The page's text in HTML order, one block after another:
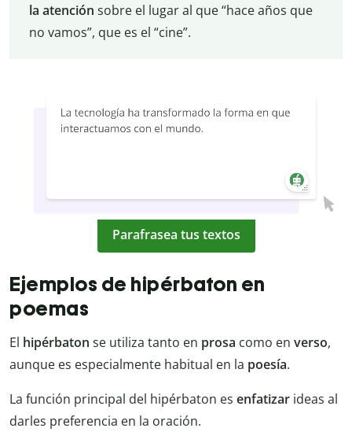
la atención sobre el lugar al que “hace años que
no vamos”, que es el “cine”.
Parafrasea tus textos
Ejemplos de hipérbaton en
poemas
El hipérbaton se utiliza tanto en prosa como en verso,
aunque es especialmente habitual en la poesía.
La función principal del hipérbaton es enfatizar ideas al
darles preferencia en la oración.